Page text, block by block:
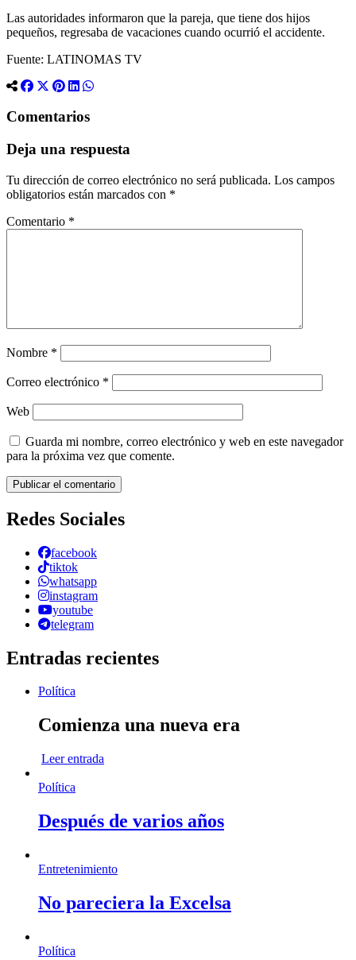
Las autoridades informaron que la pareja, que tiene dos hijos
pequeños, regresaba de vacaciones cuando ocurrió el accidente.
Fuente: LATINOMAS TV
Comentarios
Deja una respuesta
Tu dirección de correo electrónico no será publicada. Los campos
obligatorios están marcados con *
Comentario *
Nombre *
Correo electrónico *
Web
Guarda mi nombre, correo electrónico y web en este navegador
para la próxima vez que comente.
Redes Sociales
facebook
tiktok
whatsapp
instagram
youtube
telegram
Entradas recientes
Política
Comienza una nueva era
Leer entrada
Política
Después de varios años
Entretenimiento
No pareciera la Excelsa
Política